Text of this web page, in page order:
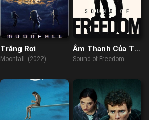
Trăng Rơi
Moonfall (2022)
Âm Thanh Của Tự
Do
Sound of Freedom